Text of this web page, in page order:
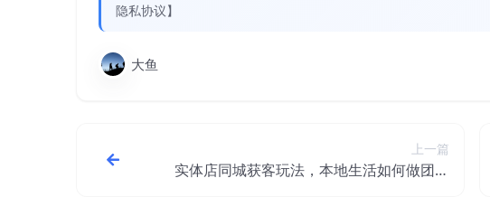
隐私协议】
大鱼
上一篇
实体店同城获客玩法，本地生活如何做团购